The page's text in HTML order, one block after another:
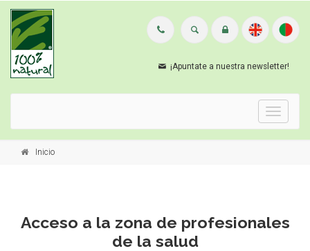
¡Apuntate a nuestra newsletter!
Menu
Inicio
Acceso a la zona de profesionales
de la salud